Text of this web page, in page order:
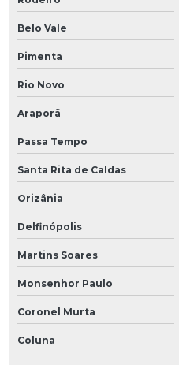
Belo Vale
Pimenta
Rio Novo
Araporã
Passa Tempo
Santa Rita de Caldas
Orizânia
Delfinópolis
Martins Soares
Monsenhor Paulo
Coronel Murta
Coluna